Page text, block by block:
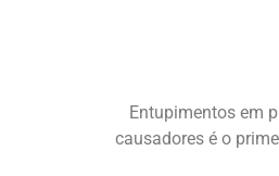
Entupimentos em
causadores é o